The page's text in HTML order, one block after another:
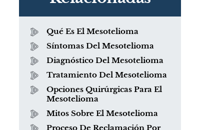
Qué Es El Mesotelioma
Síntomas Del Mesotelioma
Diagnóstico Del Mesotelioma
Tratamiento Del Mesotelioma
Opciones Quirúrgicas Para El
Mesotelioma
Mitos Sobre El Mesotelioma
Proceso De Reclamación Por